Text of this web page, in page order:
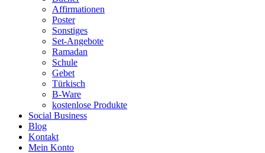
Affirmationen
Poster
Sonstiges
Set-Angebote
Ramadan
Schule
Gebet
Türkisch
B-Ware
kostenlose Produkte
Social Business
Blog
Kontakt
Mein Konto